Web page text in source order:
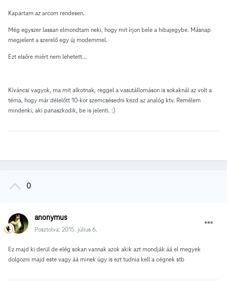
Kapartam az arcom rendesen.
Még egyszer lassan elmondtam neki, hogy mit írjon bele a hibajegybe. Másnap
megjelent a szerelő egy új modemmel.
Ezt elsőre miért nem lehetett...
Kíváncsi vagyok, ma mit alkotnak, reggel a vasutállomáson is sokaknál az volt a
téma, hogy már délelőtt 10-kor szemcsésedni kezd az analóg ktv. Remélem
mindenki, aki panaszkodik, be is jelenti. :)
0
anonymus
Posztolva: 2015. július 6.
Ez majd ki derül de elég sokan vannak azok akik azt mondják áá el megyek
dolgozni majd este vagy áá minek úgy is ezt tudnia kell a cégnek stb